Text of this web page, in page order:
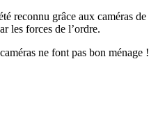
reconnu grâce aux caméras de
les forces de l’ordre.
ne font pas bon ménage !